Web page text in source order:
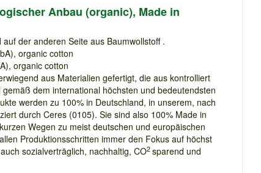
Anbau (organic), Made in
der anderen Seite aus Baumwollstoff .
organic cotton
organic cotton
aus Materialien gefertigt, die aus kontrolliert
dem international höchsten und bedeutendsten
werden zu 100% in Deutschland, in unserem, nach
durch Ceres (0105). Sie sind also 100% Made in
Wegen zu meist deutschen und europäischen
Produktionsschritten immer den Fokus auf höchst
sozialverträglich, nachhaltig, CO2 sparend und